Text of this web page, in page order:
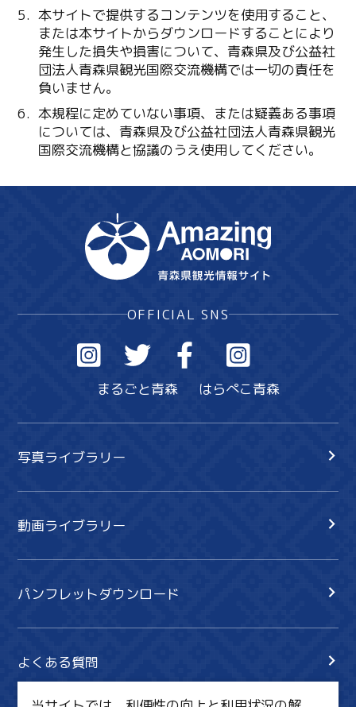
本サイトで提供するコンテンツを使用すること、
または本サイトからダウンロードすることにより
発生した損失や損害について、青森県及び公益社
団法人青森県観光国際交流機構では一切の責任を
負いません。
本規程に定めていない事項、または疑義ある事項
については、青森県及び公益社団法人青森県観光
国際交流機構と協議のうえ使用してください。
OFFICIAL SNS
まるごと青森 はらぺこ青森
写真ライブラリー
動画ライブラリー
パンフレットダウンロード
よくある質問